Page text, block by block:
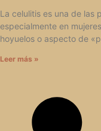
La celulitis es una de las
especialmente en
hoyuelos o aspecto de
Leer más »